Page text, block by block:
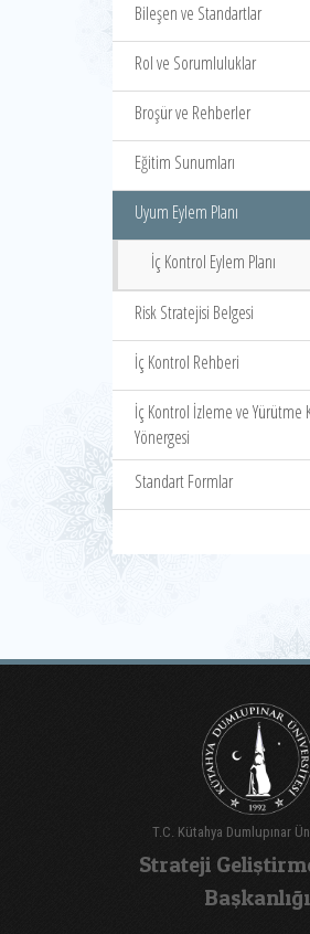
Bileşen ve Standartlar
Rol ve Sorumluluklar
Broşür ve Rehberler
Eğitim Sunumları
Uyum Eylem Planı
İç Kontrol Eylem Planı
Risk Stratejisi Belgesi
İç Kontrol Rehberi
İç Kontrol İzleme ve Yürütme
Yönergesi
Standart Formlar
T.C. Kütahya Dumlupınar
Strateji
Başkanlığı